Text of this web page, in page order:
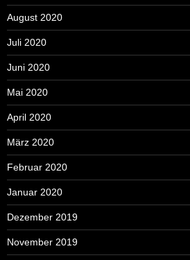
August 2020
Juli 2020
Juni 2020
Mai 2020
April 2020
März 2020
Februar 2020
Januar 2020
Dezember 2019
November 2019